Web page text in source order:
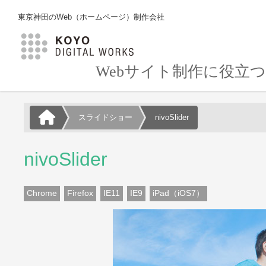
東京神田のWeb（ホームページ）制作会社
Webサイト制作に役立
スライドショー nivoSlider
nivoSlider
Chrome Firefox IE11 IE9 iPad（iOS7）